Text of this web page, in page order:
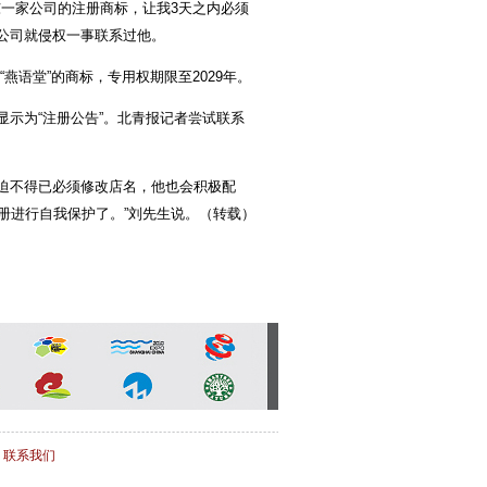
家公司的注册商标，让我3天之内必须
就侵权一事联系过他。
堂”的商标，专用权期限至2029年。
为“注册公告”。北青报记者尝试联系
得已必须修改店名，他也会积极配
行自我保护了。”刘先生说。（转载）
联系我们